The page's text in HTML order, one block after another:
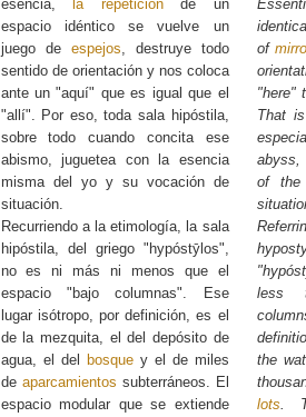
esencia,
la repeticiónde un
espacio idéntico se vuelve un
juego de espejos, destruye todo
sentido de orientación y nos coloca
ante un "aquí" que es igual que el
"allí". Por eso, toda sala hipóstila,
sobre todo cuando concita ese
abismo, juguetea con la esencia
misma del yo y su vocación de
situación.
Recurriendo a la etimología, la sala
hipóstila, del griego "hypóstȳlos",
no es ni más ni menos que el
espacio "bajo columnas". Ese
lugar isótropo, por definición, es el
de la mezquita, el del depósito de
agua, el del
bosquey el de miles
de aparcamientos subterráneos. El
espacio modular que se extiende
of
"here"
That
abyss,
of the
less
the
lots.